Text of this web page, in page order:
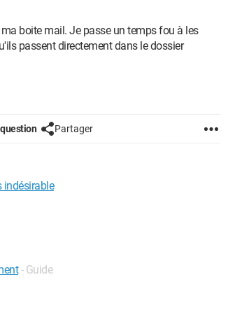
boite mail. Je passe un temps fou à les
passent directement dans le dossier
Partager
indésirable
- Guide